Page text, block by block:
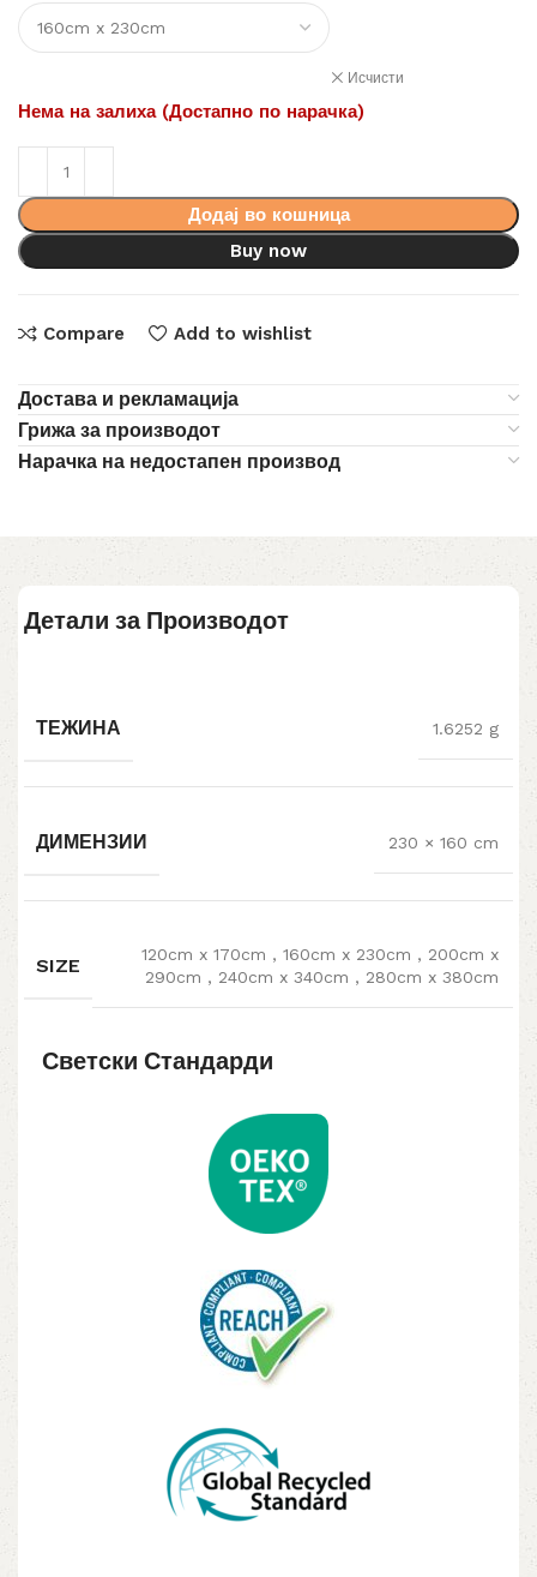
Исчисти
Нема на залиха (Достапно по нарачка)
Додај во кошница
Buy now
Compare Add to wishlist
Достава и рекламација
Грижа за производот
Нарачка на недостапен производ
Детали за Производот
ТЕЖИНА 1.6252 g
ДИМЕНЗИИ 230 × 160 cm
SIZE 120cm x 170cm , 160cm x 230cm , 200cm x
290cm , 240cm x 340cm , 280cm x 380cm
Светски Стандарди